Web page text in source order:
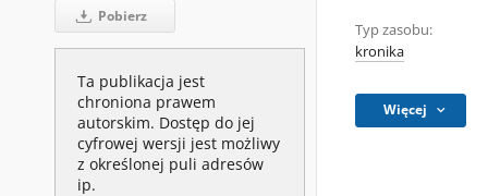
Pobierz
Ta publikacja jest
chroniona prawem
autorskim. Dostęp do jej
cyfrowej wersji jest możliwy
z określonej puli adresów
ip.
Typ zasobu:
kronika
Więcej